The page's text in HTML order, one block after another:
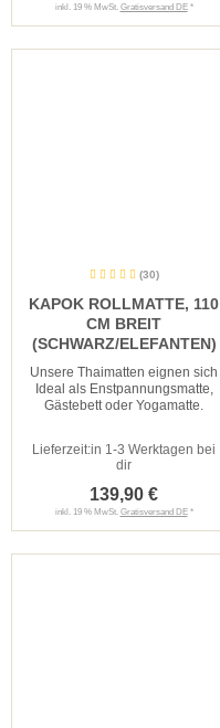
inkl. 19 % MwSt. Gratisversand DE*
(30)
KAPOK ROLLMATTE, 110
CM BREIT
(SCHWARZ/ELEFANTEN)
Unsere Thaimatten eignen sich
Ideal als Enstpannungsmatte,
Gästebett oder Yogamatte.
Lieferzeit:in 1-3 Werktagen bei
dir
139,90 €
inkl. 19 % MwSt. Gratisversand DE*